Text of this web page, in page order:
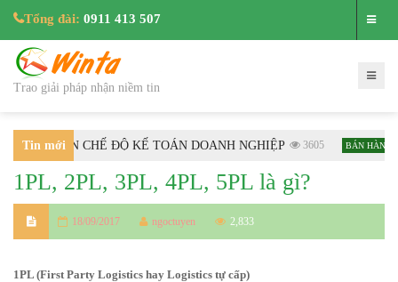
Tổng đài: 0911 413 507
Trao giải pháp nhận niềm tin
Tin mới
nhất
DẪN CHẾ ĐỘ KẾ TOÁN DOANH NGHIỆP 3605 BÁN HÀNG
1PL, 2PL, 3PL, 4PL, 5PL là gì?
18/09/2017 ngoctuyen 2,833
1PL (First Party Logistics hay Logistics tự cấp)